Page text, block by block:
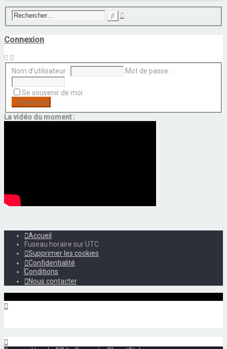
Rechercher
Recherche
Connexion
Nom d’utilisateur : Mot de passe :
Se souvenir de moi
La vidéo du moment :
Accueil
Fuseau horaire surUTC
Supprimer les cookies
Confidentialité
Conditions
Nous contacter